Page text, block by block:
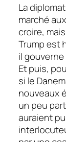
La
marché
croire,
Trump est
il
Et puis,
si le
nouveaux
un peu
auraient